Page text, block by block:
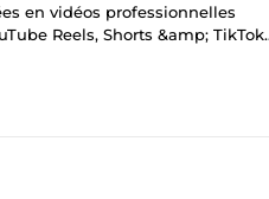
en vidéos professionnelles
Reels, Shorts &amp; TikTok
personnels et créatifs Je
sous-titres professionnels, sound
2- Création de miniatures